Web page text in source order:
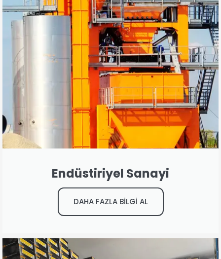
Endüstiriyel Sanayi
DAHA FAZLA BİLGİ AL